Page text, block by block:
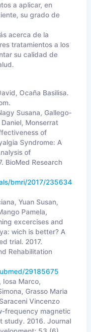
a aplicar, en
su grado de
acerca de la
tratamientos a los
su calidad de
Ocaña Basilisa.
Susana, Gallego-
Monserrat
of
Syndrome: A
of
BioMed Research
bmri/2017/235634
Yuan Susan,
Pamela,
excercises and
wich is better? A
trial. 2017.
Rehabilitation
29185675
Iosa Marco,
Grasso Maria
Vincenzo
frequency magnetic
study. 2016. Journal